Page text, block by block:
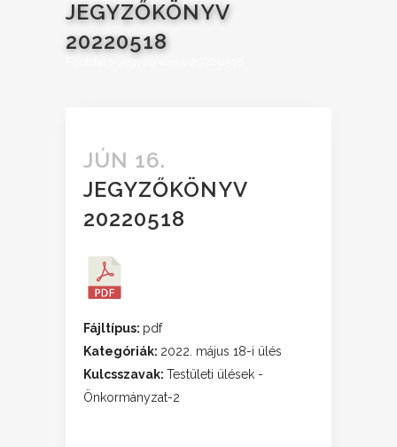
JEGYZŐKÖNYV
20220518
JÚN 16.
JEGYZŐKÖNYV
20220518
Fájltípus: pdf
Kategóriák: 2022. május 18-i ülés
Kulcsszavak: Testületi ülések -
Önkormányzat-2